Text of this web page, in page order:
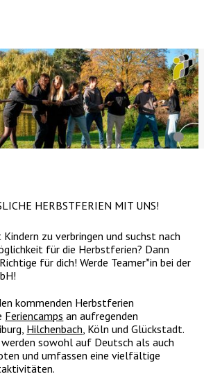
HERBSTFERIEN MIT UNS!
zu verbringen und suchst nach
für die Herbstferien? Dann
für dich! Werde Teamer*in bei der
kommenden Herbstferien
Feriencamps an aufregenden
Hilchenbach, Köln und Glückstadt.
sowohl auf Deutsch als auch
und umfassen eine vielfältige